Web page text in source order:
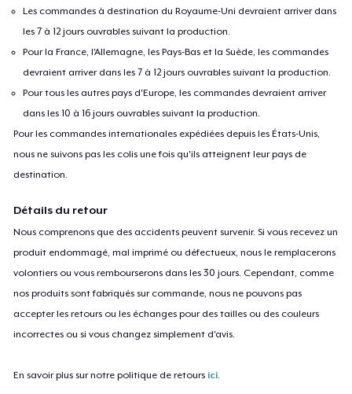
Les commandes à destination du Royaume-Uni devraient arriver dans
les 7 à 12 jours ouvrables suivant la production.
Pour la France, l'Allemagne, les Pays-Bas et la Suède, les commandes
devraient arriver dans les 7 à 12 jours ouvrables suivant la production.
Pour tous les autres pays d'Europe, les commandes devraient arriver
dans les 10 à 16 jours ouvrables suivant la production.
Pour les commandes internationales expédiées depuis les États-Unis,
nous ne suivons pas les colis une fois qu'ils atteignent leur pays de
destination.
Détails du retour
Nous comprenons que des accidents peuvent survenir. Si vous recevez un
produit endommagé, mal imprimé ou défectueux, nous le remplacerons
volontiers ou vous rembourserons dans les 30 jours. Cependant, comme
nos produits sont fabriqués sur commande, nous ne pouvons pas
accepter les retours ou les échanges pour des tailles ou des couleurs
incorrectes ou si vous changez simplement d'avis.
En savoir plus sur notre politique de retours ici.